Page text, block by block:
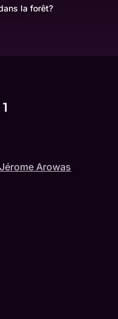
la forêt?
Jérome Arowas